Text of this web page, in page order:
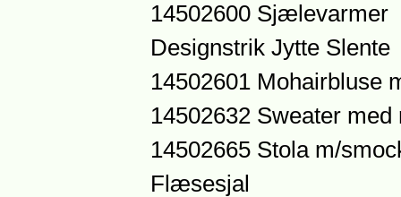
14502600 Sjælevarmer
Designstrik Jytte Slente
14502601 Mohairbluse
14502632 Sweater
14502665 Stola m/
Flæsesjal